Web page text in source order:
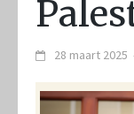
28 maart 2025